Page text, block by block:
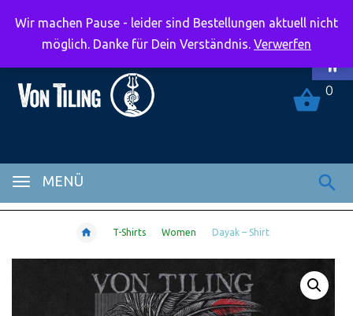
MENÜ
0
T-Shirts Women Dayak – Shirt
Wir machen Pause - leider sind Bestellungen aktuell nicht
möglich. Danke für Dein Verständnis. Verwerfen